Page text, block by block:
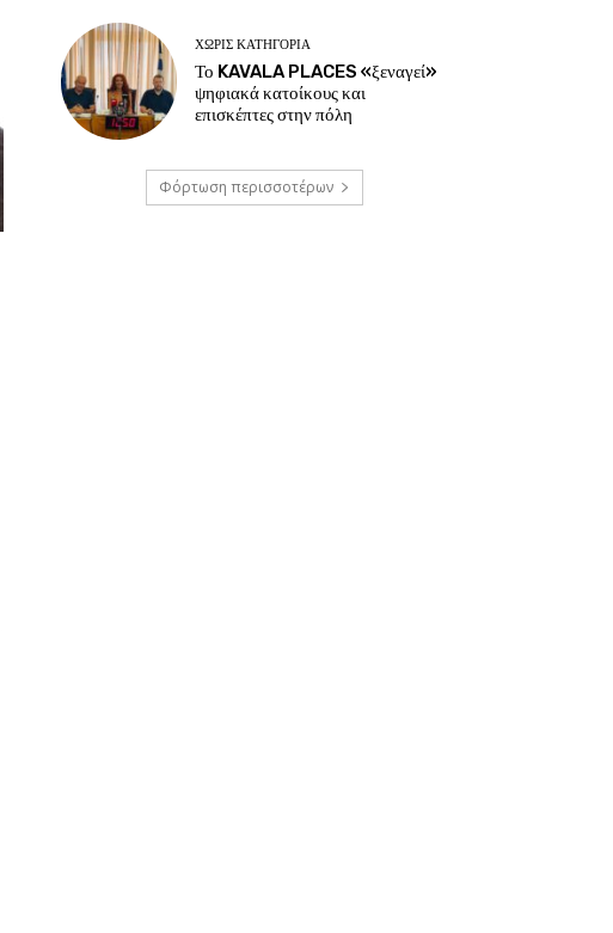
ΧΩΡΊΣ ΚΑΤΗΓΟΡΊΑ
Το KAVALA PLACES «ξεναγεί»
ψηφιακά κατοίκους και
επισκέπτες στην πόλη
Φόρτωση περισσοτέρων